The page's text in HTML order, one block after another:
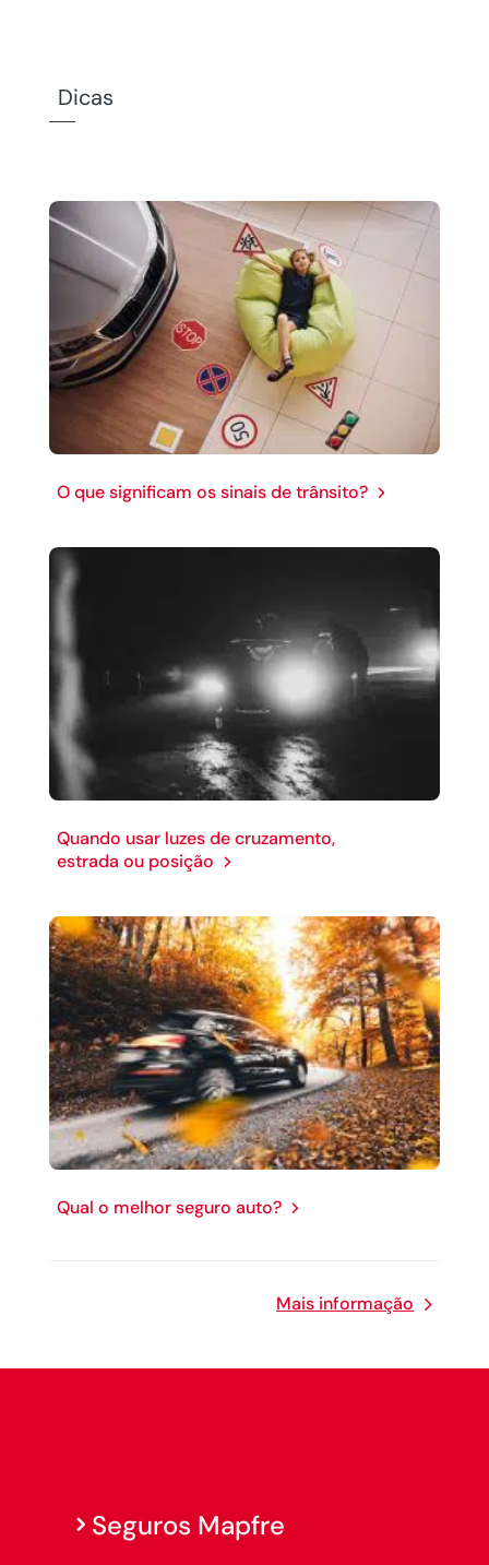
Dicas
O que significam os sinais de trânsito?
Quando usar luzes de cruzamento,
estrada ou posição
Qual o melhor seguro auto?
Mais informação
Seguros Mapfre